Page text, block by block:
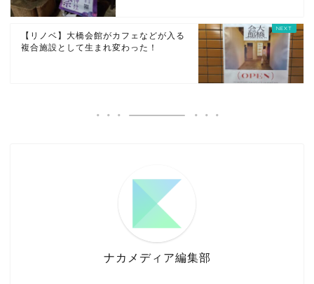
【リノベ】大橋会館がカフェなどが入る
複合施設として生まれ変わった！
ナカメディア編集部